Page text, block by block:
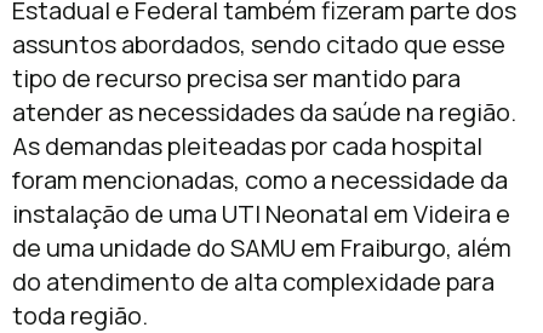
Estadual e Federal também fizeram parte dos
assuntos abordados, sendo citado que esse
tipo de recurso precisa ser mantido para
atender as necessidades da saúde na região.
As demandas pleiteadas por cada hospital
foram mencionadas, como a necessidade da
instalação de uma UTI Neonatal em Videira e
de uma unidade do SAMU em Fraiburgo, além
do atendimento de alta complexidade para
toda região.